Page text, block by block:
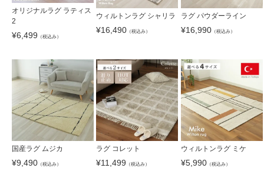
オリジナルラグ ラティス
2
¥6,499 （税込み）
ウィルトンラグ シャリラ
¥16,490 （税込み）
ラグ パウダーライン
¥16,990（税込み）
国産ラグ ムジカ
¥9,490 （税込み）
ラグ コレット
¥11,499 （税込み）
ウィルトンラグ ミケ
¥5,990（税込み）